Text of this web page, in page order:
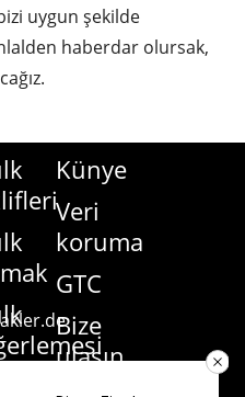
uygun şekilde
haberdar olursak,
Künye
Veri
koruma
GTC
Bize
ulaşın